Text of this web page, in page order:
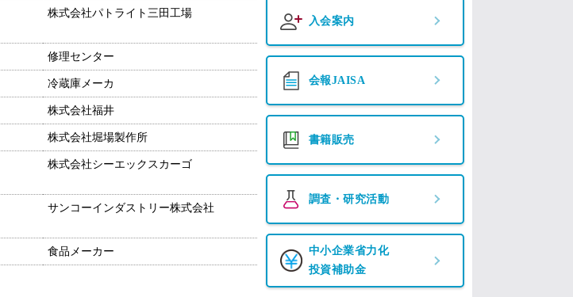
株式会社パトライト三田工場
修理センター
冷蔵庫メーカ
株式会社福井
株式会社堀場製作所
株式会社シーエックスカーゴ
サンコーインダストリー株式会社
食品メーカー
入会案内
会報JAISA
書籍販売
調査・研究活動
中小企業省力化
投資補助金